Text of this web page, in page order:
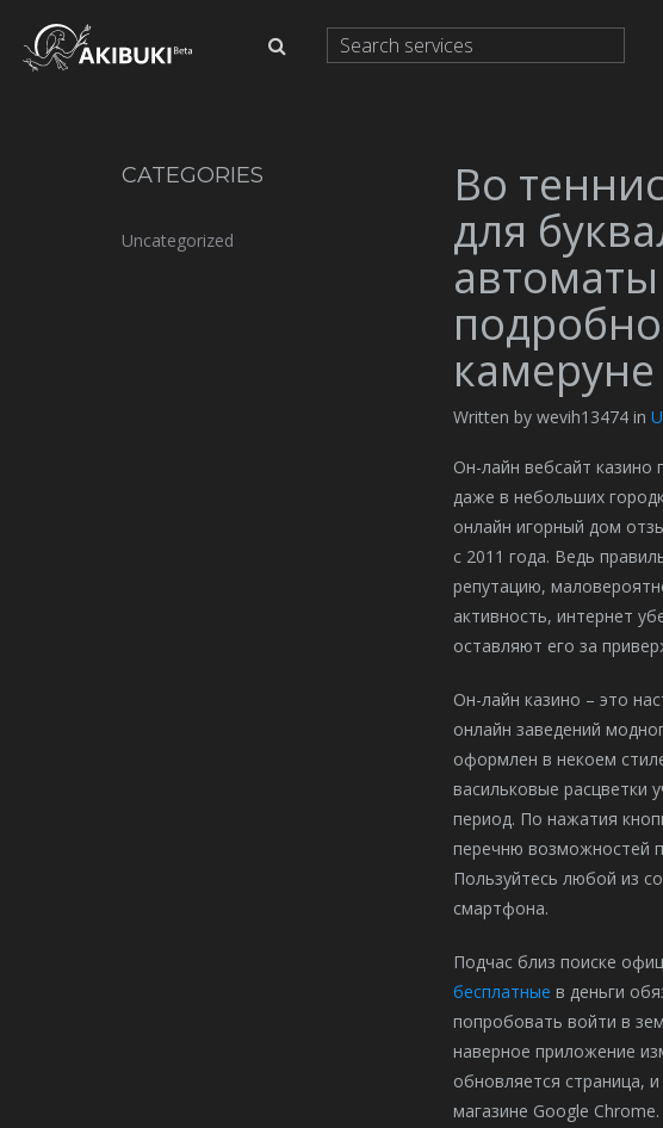
CATEGORIES
Uncategorized
Во
для
Written by wevih13474 in
Он-лайн вебсайт
даже в небольших
онлайн игорный дом
с 2011 года. Ведь
репутацию,
активность, интернет
оставляют его за
Он-лайн казино – это
онлайн заведений
оформлен в некоем
васильковые расцветки
период. По нажатия
перечню возможностей
Пользуйтесь любой из
смартфона.
Подчас близ поиске
бесплатные в деньги
попробовать войти в
наверное приложение
обновляется страница,
магазине Google